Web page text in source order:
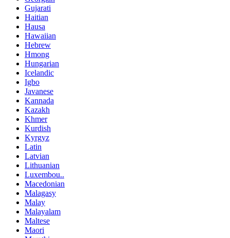
Gujarati
Haitian
Hausa
Hawaiian
Hebrew
Hmong
Hungarian
Icelandic
Igbo
Javanese
Kannada
Kazakh
Khmer
Kurdish
Kyrgyz
Latin
Latvian
Lithuanian
Luxembou..
Macedonian
Malagasy
Malay
Malayalam
Maltese
Maori